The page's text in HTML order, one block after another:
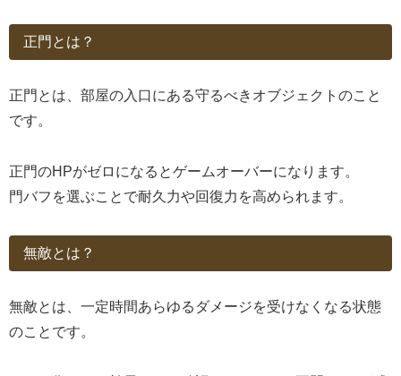
正門とは？
正門とは、部屋の入口にある守るべきオブジェクトのこと
です。
正門のHPがゼロになるとゲームオーバーになります。
門バフを選ぶことで耐久力や回復力を高められます。
無敵とは？
無敵とは、一定時間あらゆるダメージを受けなくなる状態
のことです。